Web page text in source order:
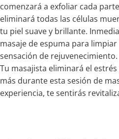
comenzará a exfoliar cada
eliminará todas las células
tu piel suave y brillante.
masaje de espuma para
sensación de rejuvenecimiento.
Tu masajista eliminará el
más durante esta sesión de
experiencia, te sentirás